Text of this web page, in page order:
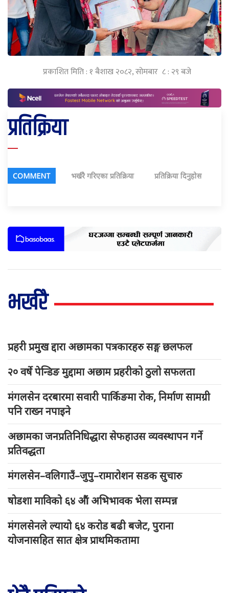
प्रकाशित मिति : १ बैशाख २०८२, सोमबार ८ : २९ बजे
प्रतिक्रिया
COMMENT भर्खरै गरिएका प्रतिक्रिया प्रतिक्रिया दिनुहोस
भर्खरै
प्रहरी प्रमुख द्दारा अछामका पत्रकारहरु सङ्ग छलफल
२० वर्षे पेन्डिङ मुद्दामा अछाम प्रहरीको ठुलो सफलता
मंगलसेन दरबारमा सवारी पार्किङमा रोक, निर्माण सामग्री
पनि राख्न नपाइने
अछामका जनप्रतिनिधिद्धारा सेफहाउस व्यवस्थापन गर्ने
प्रतिवद्धता
मंगलसेन–वलिगाउँ–जुपु–रामारोशन सडक सुचारु
षोडशा माविको ६४ औं अभिभावक भेला सम्पन्न
मंगलसेनले ल्यायो ६४ करोड बढी बजेट, पुराना
योजनासहित सात क्षेत्र प्राथमिकतामा